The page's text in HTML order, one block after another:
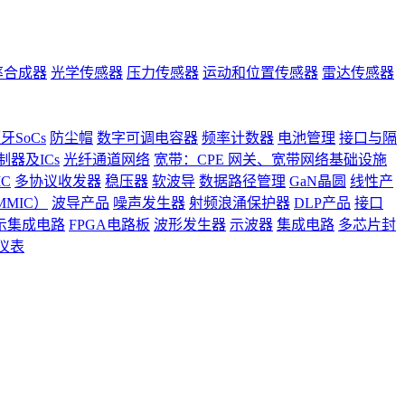
合成器 光学传感器 压力传感器 运动和位置传感器 雷达传感器
SoCs 防尘帽 数字可调电容器 频率计数器 电池管理 接口与隔
器及ICs 光纤通道网络 宽带：CPE 网关、宽带网络基础设施
多协议收发器 稳压器 软波导 数据路径管理 GaN晶圆 线性产
）
波导产品 噪声发生器 射频浪涌保护器 DLP产品 接口
集成电路 FPGA电路板 波形发生器 示波器 集成电路 多芯片封
表